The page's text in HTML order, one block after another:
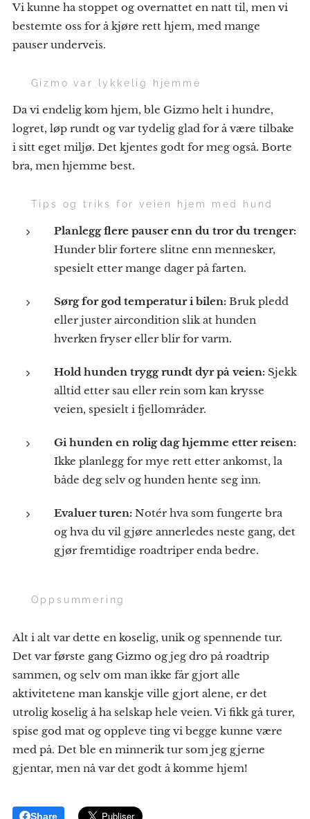
Vi kunne ha stoppet og overnattet en natt til, men vi
bestemte oss for å kjøre rett hjem, med mange
pauser underveis.
🐶 Gizmo var lykkelig hjemme
Da vi endelig kom hjem, ble Gizmo helt i hundre,
logret, løp rundt og var tydelig glad for å være tilbake
i sitt eget miljø. Det kjentes godt for meg også. Borte
bra, men hjemme best.
💡 Tips og triks for veien hjem med hund
Planlegg flere pauser enn du tror du trenger:
Hunder blir fortere slitne enn mennesker,
spesielt etter mange dager på farten.
Sørg for god temperatur i bilen: Bruk pledd
eller juster aircondition slik at hunden
hverken fryser eller blir for varm.
Hold hunden trygg rundt dyr på veien: Sjekk
alltid etter sau eller rein som kan krysse
veien, spesielt i fjellområder.
Gi hunden en rolig dag hjemme etter reisen:
Ikke planlegg for mye rett etter ankomst, la
både deg selv og hunden hente seg inn.
Evaluer turen: Notér hva som fungerte bra
og hva du vil gjøre annerledes neste gang, det
gjør fremtidige roadtriper enda bedre.
🌟 Oppsummering
Alt i alt var dette en koselig, unik og spennende tur.
Det var første gang Gizmo og jeg dro på roadtrip
sammen, og selv om man ikke får gjort alle
aktivitetene man kanskje ville gjort alene, er det
utrolig koselig å ha selskap hele veien. Vi fikk gå turer,
spise god mat og oppleve ting vi begge kunne være
med på. Det ble en minnerik tur som jeg gjerne
gjentar, men nå var det godt å komme hjem!
Share